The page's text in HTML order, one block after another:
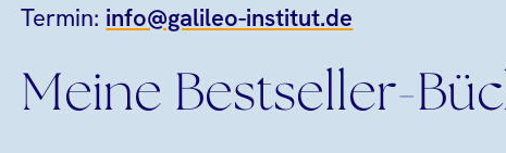
Termin: info@galileo-institut.de
Meine Bestseller-